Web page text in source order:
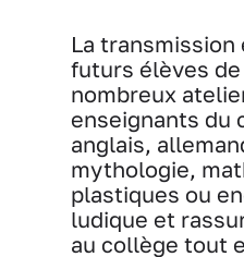
La
futurs élèves
nombreux
enseignants du
anglais,
mythologie,
plastiques ou
ludique et
au collège tout